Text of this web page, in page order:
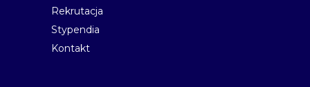
Rekrutacja
Stypendia
Kontakt